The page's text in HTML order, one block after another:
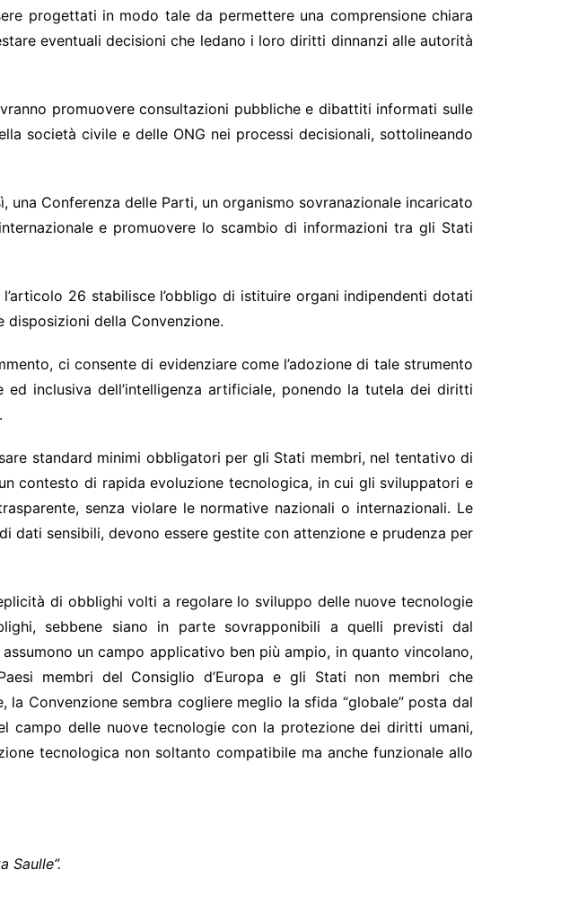
progettati in modo tale da permettere una comprensione chiara
eventuali decisioni che ledano i loro diritti dinnanzi alle autorità
promuovere consultazioni pubbliche e dibattiti informati sulle
società civile e delle ONG nei processi decisionali, sottolineando
Conferenza delle Parti, un organismo sovranazionale incaricato
e promuovere lo scambio di informazioni tra gli Stati
26 stabilisce l’obbligo di istituire organi indipendenti dotati
disposizioni della Convenzione.
ci consente di evidenziare come l’adozione di tale strumento
inclusiva dell’intelligenza artificiale, ponendo la tutela dei diritti
standard minimi obbligatori per gli Stati membri, nel tentativo di
contesto di rapida evoluzione tecnologica, in cui gli sviluppatori e
senza violare le normative nazionali o internazionali. Le
sensibili, devono essere gestite con attenzione e prudenza per
di obblighi volti a regolare lo sviluppo delle nuove tecnologie
sebbene siano in parte sovrapponibili a quelli previsti dal
un campo applicativo ben più ampio, in quanto vincolano,
membri del Consiglio d’Europa e gli Stati non membri che
Convenzione sembra cogliere meglio la sfida “globale” posta dal
campo delle nuove tecnologie con la protezione dei diritti umani,
tecnologica non soltanto compatibile ma anche funzionale allo
Saulle”.